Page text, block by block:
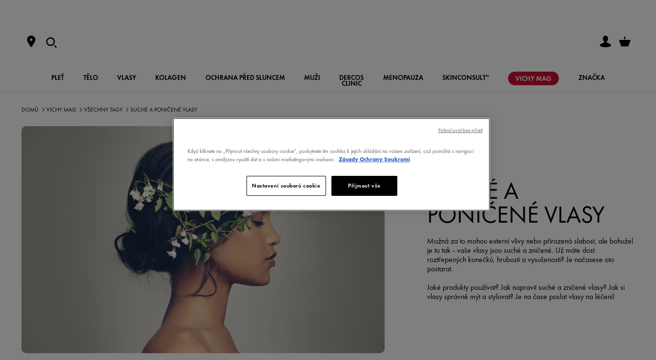
PLEŤ TĚLO VLASY KOLAGEN OCHRANA PŘED SLUNCEM MUŽI DERCOS
CLINIC
MENOPAUZA SKINCONSULTAI VICHY MAG ZNAČKA
DOMŮ VICHY MAG VŠECHNY TAGY SUCHÉ A PONIČENÉ VLASY
SUCHÉ A
PONIČENÉ VLASY
Možná za to mohou externí vlivy nebo přirozená slabost, ale bohužel
je to tak - vaše vlasy jsou suché a zničené. Už máte dost
roztřepených konečků, hrubosti a vysušenosti? Je načasese oto
postarat.
Jaké produkty používat? Jak napravit suché a zničené vlasy? Jak si
vlasy správně mýt a stylovat? Je na čase poslat vlasy na léčení!
Když kliknete na „Přijmout všechny soubory cookie“, poskytnete tím souhlas k jejich ukládání na vašem zařízení, což pomáhá s navigací
na stránce, s analýzou využití dat a s našimi marketingovými snahami.
Zásady Ochrany Soukromí
Nastavení souborů cookie Přijmout vše
Pokračovat bez přijetí